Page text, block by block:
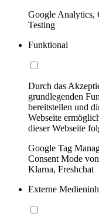
Google Analytics,
Testing
Funktional
Durch das
grundlegenden
bereitstellen und
Webseite
dieser Webseite
Google Tag
Consent Mode
Klarna, Freshchat
Externe